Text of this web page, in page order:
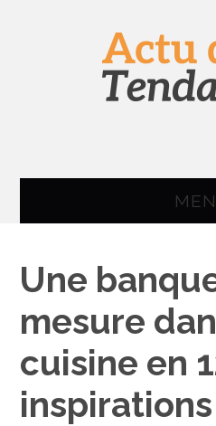
IMAGE & SON
INFORMATIQUE
Une
mesure
cuisine en
inspirations